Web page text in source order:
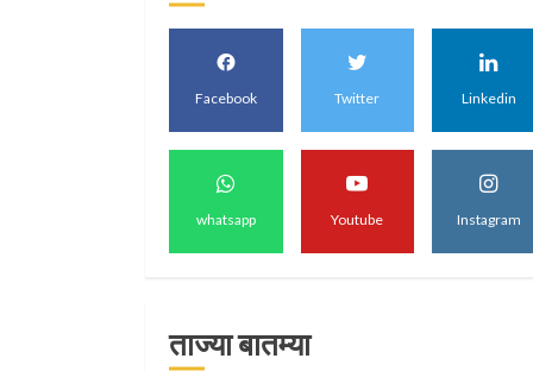
स्नान
Facebook Twitter Linkedin
whatsapp Youtube Instagram
ताज्या बातम्या